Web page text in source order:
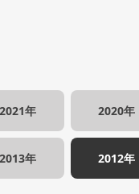
2021年 2020年
2013年 2012年